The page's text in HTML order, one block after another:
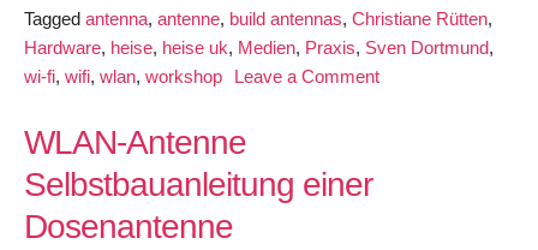
Tagged antenna, antenne, build antennas, Christiane Rütten,
Hardware, heise, heise uk, Medien, Praxis, Sven Dortmund,
wi-fi, wifi, wlan, workshop Leave a Commenton
WLAN-Antenne
Selbstbauanleitung einer
Dosenantenne